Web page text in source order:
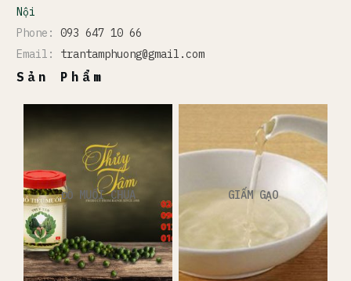
Nội
Phone: 093 647 10 66
Email: trantamphuong@gmail.com
Sản Phẩm
ĐỒ MUỐI CHUA GIẤM GẠO